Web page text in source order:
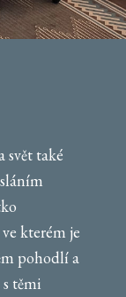
také
kterém je
pohodlí a
těmi